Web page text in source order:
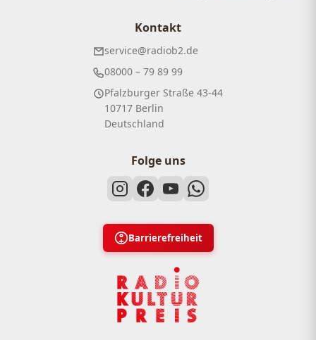
Kontakt
service@radiob2.de
08000 – 79 89 99
Pfalzburger Straße 43-44
10717 Berlin
Deutschland
Folge uns
Barrierefreiheit